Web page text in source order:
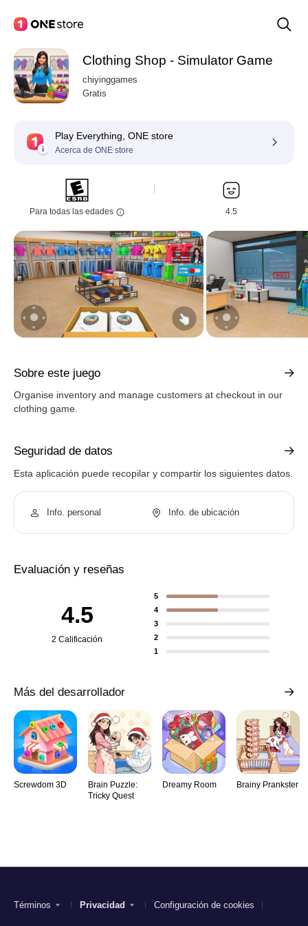
Clothing Shop - Simulator Game
chiyinggames
Gratis
Play Everything, ONE store
Acerca de ONE store
Para todas las edades 4.5
Sobre este juego
Organise inventory and manage customers at checkout in our
clothing game.
Seguridad de datos
Esta aplicación puede recopilar y compartir los siguientes datos.
Info. personal Info. de ubicación
Evaluación y reseñas
4.5
2 Calificación
5
4
3
2
1
Más del desarrollador
Screwdom 3D
Brain Puzzle:
Tricky Quest
Dreamy Room Brainy Prankster
Términos Privacidad Configuración de cookies